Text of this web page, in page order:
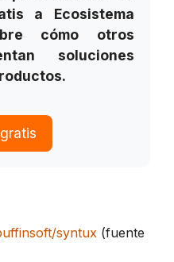
a Ecosistema
cómo otros
soluciones
syntux (fuente